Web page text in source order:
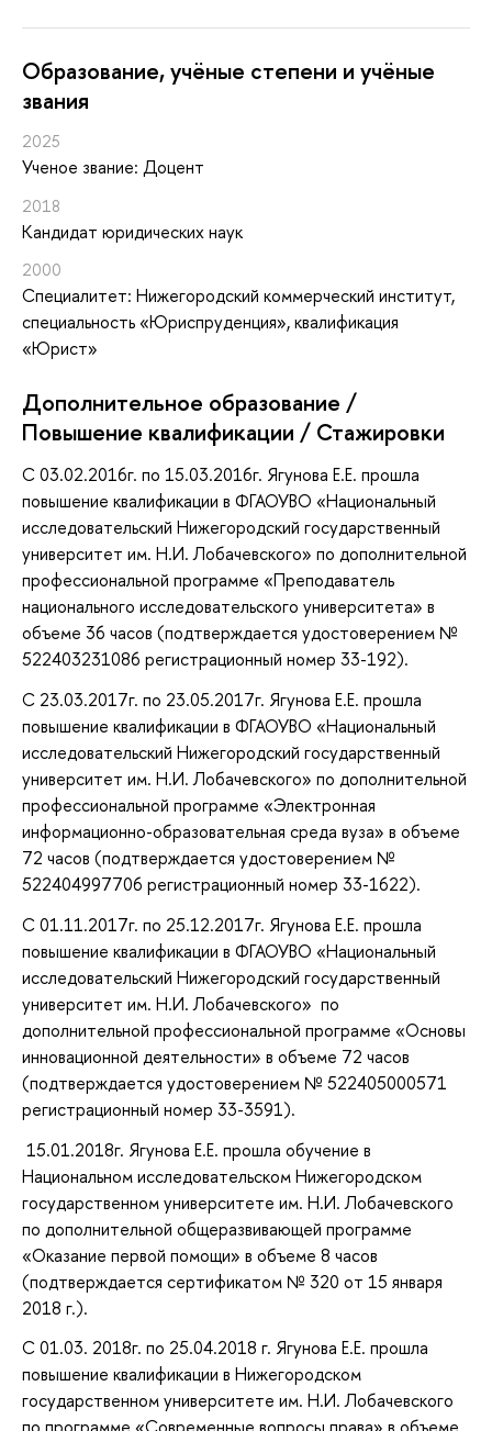
Oбразование, учёные степени и учёные
звания
2025
Ученое звание: Доцент
2018
Кандидат юридических наук
2000
Специалитет: Нижегородский коммерческий институт,
специальность «Юриспруденция», квалификация
«Юрист»
Дополнительное образование /
Повышение квалификации / Стажировки
С 03.02.2016г. по 15.03.2016г. Ягунова Е.Е. прошла
повышение квалификации в ФГАОУВО «Национальный
исследовательский Нижегородский государственный
университет им. Н.И. Лобачевского» по дополнительной
профессиональной программе «Преподаватель
национального исследовательского университета» в
объеме 36 часов (подтверждается удостоверением №
522403231086 регистрационный номер 33-192).
С 23.03.2017г. по 23.05.2017г. Ягунова Е.Е. прошла
повышение квалификации в ФГАОУВО «Национальный
исследовательский Нижегородский государственный
университет им. Н.И. Лобачевского» по дополнительной
профессиональной программе «Электронная
информационно-образовательная среда вуза» в объеме
72 часов (подтверждается удостоверением №
522404997706 регистрационный номер 33-1622).
С 01.11.2017г. по 25.12.2017г. Ягунова Е.Е. прошла
повышение квалификации в ФГАОУВО «Национальный
исследовательский Нижегородский государственный
университет им. Н.И. Лобачевского» по
дополнительной профессиональной программе «Основы
инновационной деятельности» в объеме 72 часов
(подтверждается удостоверением № 522405000571
регистрационный номер 33-3591).
15.01.2018г. Ягунова Е.Е. прошла обучение в
Национальном исследовательском Нижегородском
государственном университете им. Н.И. Лобачевского
по дополнительной общеразвивающей программе
«Оказание первой помощи» в объеме 8 часов
(подтверждается сертификатом № 320 от 15 января
2018 г.).
С 01.03. 2018г. по 25.04.2018 г. Ягунова Е.Е. прошла
повышение квалификации в Нижегородском
государственном университете им. Н.И. Лобачевского